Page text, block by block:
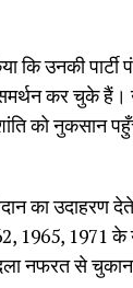
कि उनकी
कर चुके हैं।
को नुकसान
का उदाहरण
1965, 1971
नफरत से